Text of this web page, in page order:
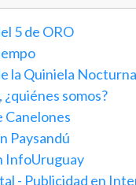
5 de ORO
la Quiniela Nocturna
somos?
Canelones
Paysandú
InfoUruguay
- Publicidad en